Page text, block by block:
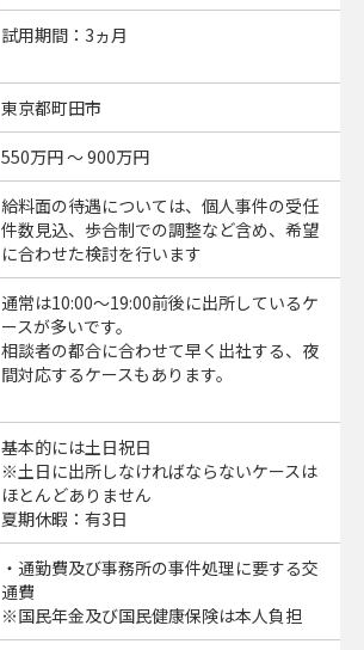
試用期間：3ヵ月
東京都町田市
550万円 ～ 900万円
給料面の待遇については、個人事件の受任
件数見込、歩合制での調整など含め、希望
に合わせた検討を行います
通常は10:00～19:00前後に出所しているケ
ースが多いです。
相談者の都合に合わせて早く出社する、夜
間対応するケースもあります。
基本的には土日祝日
※土日に出所しなければならないケースは
ほとんどありません
夏期休暇：有3日
・通勤費及び事務所の事件処理に要する交
通費
※国民年金及び国民健康保険は本人負担